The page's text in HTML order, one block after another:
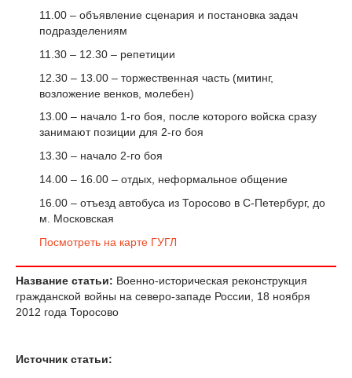
11.00 – объявление сценария и постановка задач
подразделениям
11.30 – 12.30 – репетиции
12.30 – 13.00 – торжественная часть (митинг,
возложение венков, молебен)
13.00 – начало 1-го боя, после которого войска сразу
занимают позиции для 2-го боя
13.30 – начало 2-го боя
14.00 – 16.00 – отдых, неформальное общение
16.00 – отъезд автобуса из Торосово в С-Петербург, до
м. Московская
Посмотреть на карте ГУГЛ
Название статьи: Военно-историческая реконструкция
гражданской войны на северо-западе России, 18 ноября
2012 года Торосово
Источник статьи: